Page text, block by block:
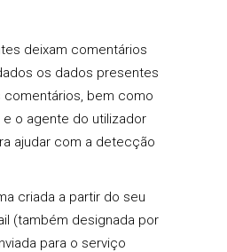
deixam comentários
os dados presentes
comentários, bem como
o agente do utilizador
ajudar com a detecção
criada a partir do seu
(também designada por
para o serviço